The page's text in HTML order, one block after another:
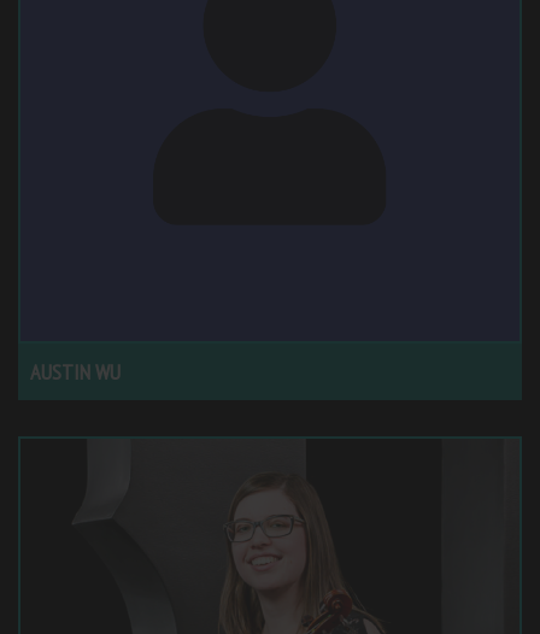
AUSTIN WU